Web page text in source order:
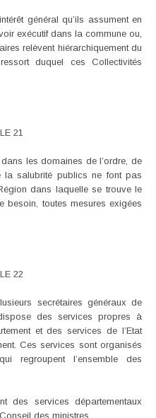
général qu’ils assument en
exécutif dans la commune ou,
relèvent hiérarchiquement du
duquel ces Collectivités
21
les domaines de l’ordre, de
la salubrité publics ne font pas
dans laquelle se trouve le
besoin, toutes mesures exigées
22
secrétaires généraux de
des services propres à
et des services de l’Etat
Ces services sont organisés
regroupent l’ensemble des
des services départementaux
des ministres.